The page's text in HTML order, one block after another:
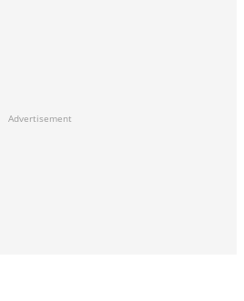
Advertisement